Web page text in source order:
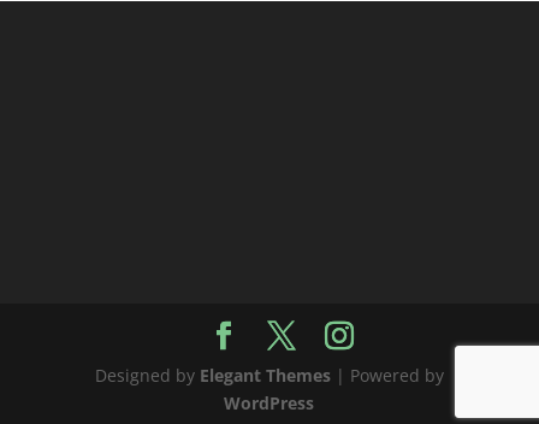
Designed by Elegant Themes| Powered by
WordPress